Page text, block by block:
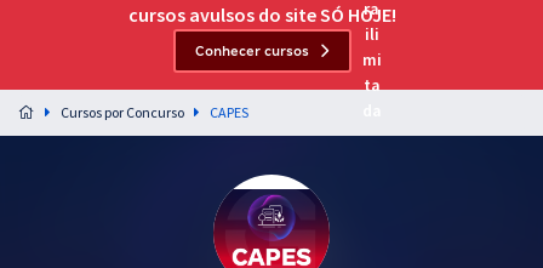
Preparação completa e intensiva para as principais
residências em saúde do Brasil
cursos avulsos do site SÓ HOJE!
Conhecer cursos
Cursos por Concurso CAPES